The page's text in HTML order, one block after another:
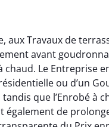
aux Travaux de
avant
Le Entreprise
ou d’un
que l’Enrobé à
de